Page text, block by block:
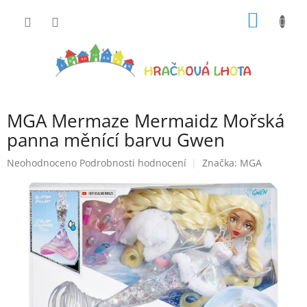
MGA Mermaze Mermaidz Mořská
panna měnící barvu Gwen
Průměrné
produktu
hvězdiček.
Neohodnoceno Podrobnosti hodnocení Značka: MGA